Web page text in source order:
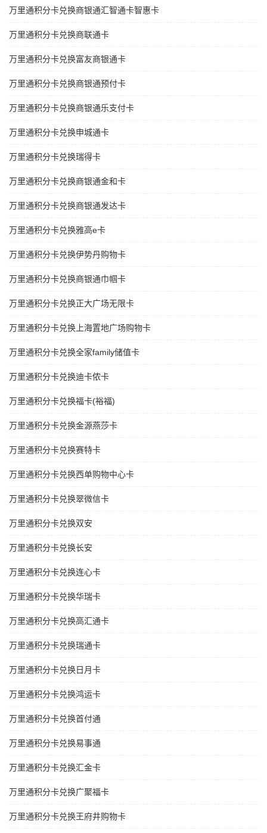
万里通积分卡兑换商银通汇智通卡智惠卡
万里通积分卡兑换商联通卡
万里通积分卡兑换富友商银通卡
万里通积分卡兑换商银通预付卡
万里通积分卡兑换商银通乐支付卡
万里通积分卡兑换申城通卡
万里通积分卡兑换瑞得卡
万里通积分卡兑换商银通金和卡
万里通积分卡兑换商银通发达卡
万里通积分卡兑换雅高e卡
万里通积分卡兑换伊势丹购物卡
万里通积分卡兑换商银通巾帼卡
万里通积分卡兑换正大广场无限卡
万里通积分卡兑换上海置地广场购物卡
万里通积分卡兑换全家family储值卡
万里通积分卡兑换迪卡侬卡
万里通积分卡兑换福卡(裕福)
万里通积分卡兑换金源燕莎卡
万里通积分卡兑换赛特卡
万里通积分卡兑换西单购物中心卡
万里通积分卡兑换翠微信卡
万里通积分卡兑换双安
万里通积分卡兑换长安
万里通积分卡兑换连心卡
万里通积分卡兑换华瑞卡
万里通积分卡兑换高汇通卡
万里通积分卡兑换瑞通卡
万里通积分卡兑换日月卡
万里通积分卡兑换鸿运卡
万里通积分卡兑换首付通
万里通积分卡兑换易事通
万里通积分卡兑换汇金卡
万里通积分卡兑换广聚福卡
万里通积分卡兑换王府井购物卡